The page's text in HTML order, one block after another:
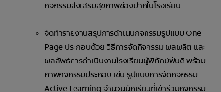
กิจกรรมส่งเสริมสุขภาพช่องปากในโรงเรียน
จัดทำรายงานสรุปการดำเนินกิจกรรมรูปแบบ One
Page ประกอบด้วย วิธีการจัดกิจกรรม ผลผลิต และ
ผลลัพธ์การดำเนินงานโรงเรียนผู้พิทักษ์ฟันดี พร้อม
ภาพกิจกรรมประกอบ เช่น รูปแบบการจัดกิจกรรม
Active Learning จำนวนนักเรียนที่เข้าร่วมกิจกรรม